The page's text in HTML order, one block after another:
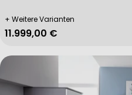
+ Weitere Varianten
Regulärer Preis
11.999,00 €